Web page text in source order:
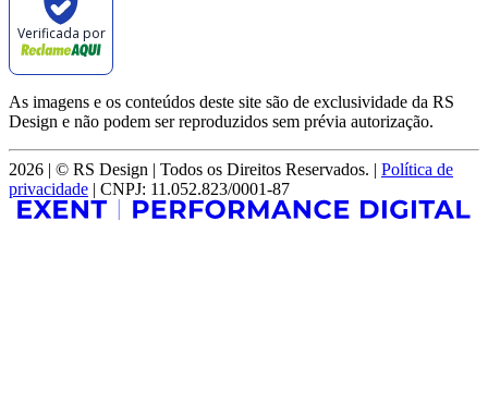
Verificada por
As imagens e os conteúdos deste site são de exclusividade da RS
Design e não podem ser reproduzidos sem prévia autorização.
2026 | © RS Design | Todos os Direitos Reservados. | Política de
privacidade | CNPJ: 11.052.823/0001-87